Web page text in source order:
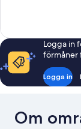
Logga in
förmåner
Logga in
Om